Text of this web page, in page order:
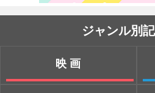
ジャンル別
映画